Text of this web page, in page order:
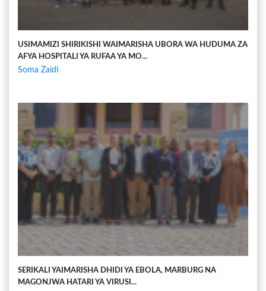
USIMAMIZI SHIRIKISHI WAIMARISHA UBORA WA HUDUMA ZA
AFYA HOSPITALI YA RUFAA YA MO...
Soma Zaidi
SERIKALI YAIMARISHA DHIDI YA EBOLA, MARBURG NA
MAGONJWA HATARI YA VIRUSI...